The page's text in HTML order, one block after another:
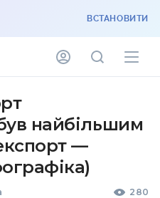
ВСТАНОВИТИ
найбільшим
—
280